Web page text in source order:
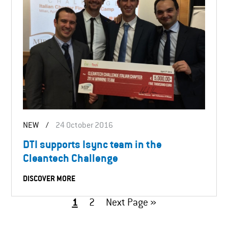
NEW / 24 October 2016
DTI supports Isync team in the
Cleantech Challenge
DISCOVER MORE
1 2 Next Page »